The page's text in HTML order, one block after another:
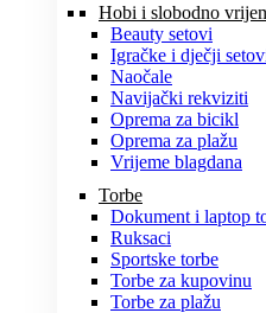
Hobi i slobodno
Beauty setovi
Igračke i dječji
Naočale
Navijački rekviziti
Oprema za bicikl
Oprema za plažu
Vrijeme blagdana
Torbe
Dokument i laptop
Ruksaci
Sportske torbe
Torbe za kupovinu
Torbe za plažu